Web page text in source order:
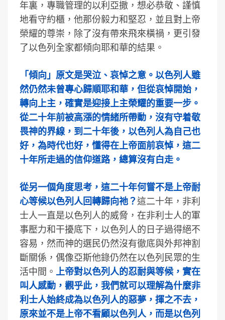
年裏，專職管理的以利亞撒，想必恭敬、謹慎
地看守約櫃，他那份毅力和堅忍，並且對上帝
榮耀的尊崇，除了沒有帶來飛來橫禍，更引發
了以色列全家都傾向耶和華的結果。
「傾向」原文是哭泣、哀悼之意。以色列人雖
然仍然未曾專心歸順耶和華，但從哀悼開始，
轉向上主，確實是迎接上主榮耀的重要一步。
從二十年前被高漲的情緒所帶動，沒有守着敬
畏神的界線，到二十年後，以色列人為自己也
好，為時代也好，懂得在上帝面前哀悼，這二
十年所走過的信仰道路，總算沒有白走。
從另一個角度思考，這二十年何嘗不是上帝耐
心等候以色列人回轉歸向祂？這二十年，非利
士人一直是以色列人的威脅，在非利士人的軍
事壓力和干擾底下，以色列人的日子過得絕不
容易，然而神的選民仍然沒有徹底與外邦神割
斷關係，偶像亞斯他錄仍然在以色列民眾的生
活中間。 上帝對以色列人的忍耐與等候，實在
叫人感動，觀乎此，我們就可以理解為什麼非
利士人始終成為以色列人的惡夢，揮之不去，
原來並不是上帝不看顧以色列人，而是以色列